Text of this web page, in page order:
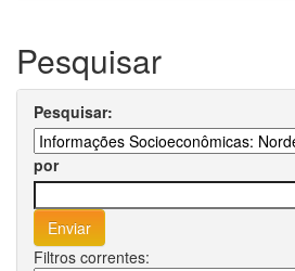
Pesquisar
Pesquisar:
por
Filtros correntes: